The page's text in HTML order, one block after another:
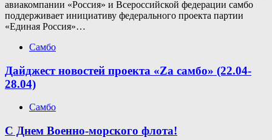
авиакомпании «Россия» и Всероссийской федерации самбо
поддерживает инициативу федерального проекта партии
«Единая Россия»…
Самбо
Дайджест новостей проекта «Zа самбо» (22.04-
28.04)
Самбо
С Днем Военно-морского флота!